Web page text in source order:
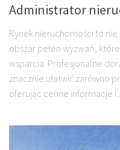
Administrator
Rynek nieruchomości to
obszar pełen wyzwań,
wsparcia. Profesjonalne
znacznie ułatwić zarówno
oferując cenne informacje